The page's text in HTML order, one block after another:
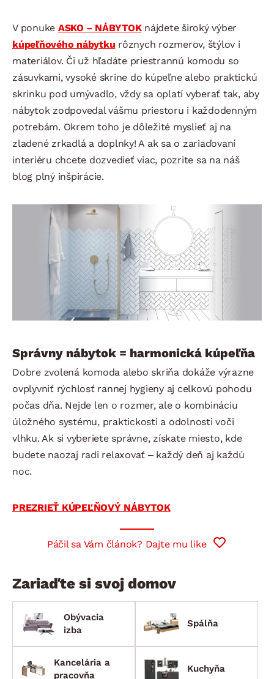
V ponuke ASKO – NÁBYTOKnájdete široký výber
kúpeľňového nábytku rôznych rozmerov, štýlov i
materiálov. Či už hľadáte priestrannú komodu so
zásuvkami, vysoké skrine do kúpeľne alebo praktickú
skrinku pod umývadlo, vždy sa oplatí vyberať tak, aby
nábytok zodpovedal vášmu priestoru i každodenným
potrebám. Okrem toho je dôležité myslieť aj na
zladené zrkadlá a doplnky! A ak sa o zariaďovaní
interiéru chcete dozvedieť viac, pozrite sa na náš
blog plný inšpirácie.
Správny nábytok = harmonická kúpeľňa
Dobre zvolená komoda alebo skriňa dokáže výrazne
ovplyvniť rýchlosť rannej hygieny aj celkovú pohodu
počas dňa. Nejde len o rozmer, ale o kombináciu
úložného systému, praktickosti a odolnosti voči
vlhku. Ak si vyberiete správne, získate miesto, kde
budete naozaj radi relaxovať – každý deň aj každú
noc.
PREZRIEŤ KÚPEĽŇOVÝ NÁBYTOK
Páčil sa Vám článok? Dajte mu like
Zariaďte si svoj domov
Obývacia
izba
Spálňa
Kancelária a
pracovňa
Kuchyňa